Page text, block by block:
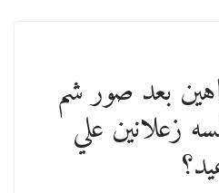
بعد صور شم
زعلانين علي